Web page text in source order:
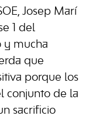
Josep Marí
1 del
y mucha
que
porque los
conjunto de la
sacrificio